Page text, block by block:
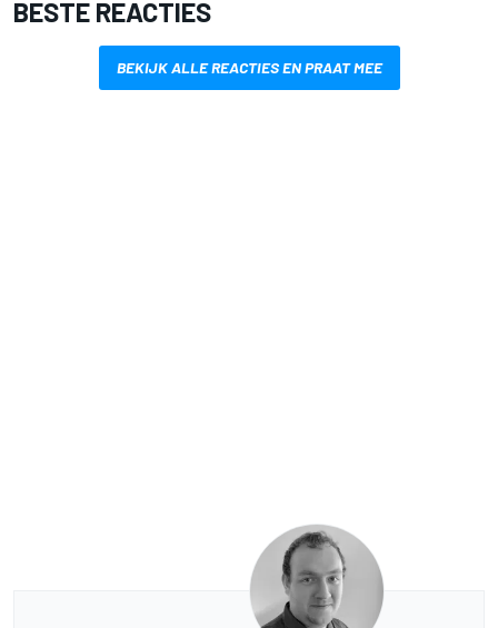
BESTE REACTIES
BEKIJK ALLE REACTIES EN PRAAT MEE